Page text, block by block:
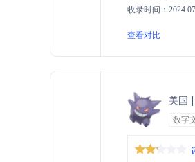
Nookipedia还
收录时间：
查看对比
美国
数字